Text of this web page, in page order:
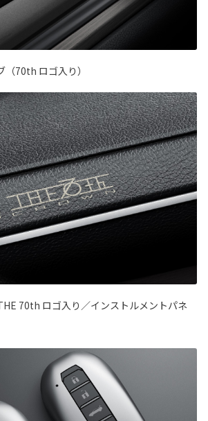
70th ロゴ入り）
70th ロゴ入り／インストルメントパネ